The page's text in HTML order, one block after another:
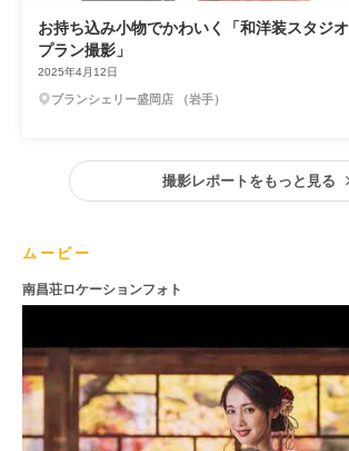
お持ち込み小物でかわいく「和洋装スタジオ
プラン撮影」
2025年4月12日
ブランシェリー盛岡店 （岩手）
撮影レポートをもっと見る
ムービー
南昌荘ロケーションフォト